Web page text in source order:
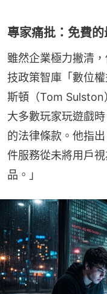
專家痛批：免費
雖然企業極力撇清
技政策智庫「數位
斯頓（Tom Sulston
大多數玩家玩遊戲
的法律條款。他指
件服務從未將用戶
品。」